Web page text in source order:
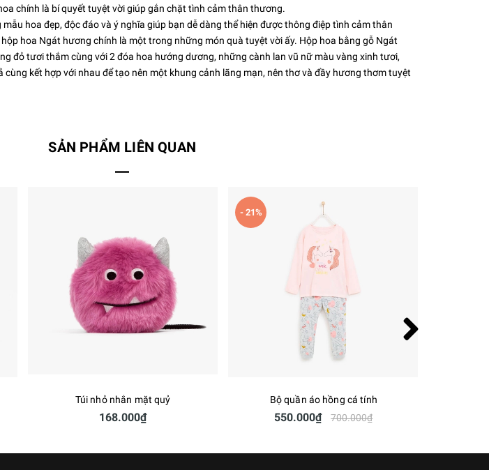
chính là bí quyết tuyệt vời giúp gắn chặt tình cảm thân thương.
hoa đẹp, độc đáo và ý nghĩa giúp bạn dễ dàng thể hiện được thông điệp tình cảm thân
hoa Ngát hương chính là một trong những món quà tuyệt vời ấy. Hộp hoa bằng gỗ Ngát
đỏ tươi thắm cùng với 2 đóa hoa hướng dương, những cành lan vũ nữ màu vàng xinh tươi,
cùng kết hợp với nhau để tạo nên một khung cảnh lãng mạn, nên thơ và đầy hương thơm tuyệt
SẢN PHẨM LIÊN QUAN
Túi nhỏ nhắn mặt quỷ
168.000₫
- 21%
Bộ quần áo hồng cá tính
550.000₫ 700.000₫